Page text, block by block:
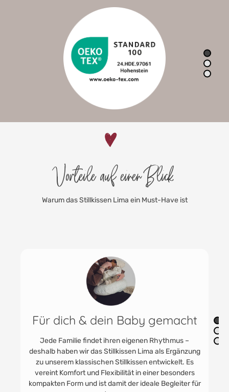
Vorteile auf einen Blick
Warum das Stillkissen Lima ein Must-Have ist
dich & dein Baby gemacht
Familie findet ihren eigenen Rhythmus –
haben wir das Stillkissen Lima als Ergänzung
klassischen Stillkissen entwickelt. Es
Komfort und Flexibilität in einer besonders
Form und ist damit der ideale Begleiter für
Die
Füllung